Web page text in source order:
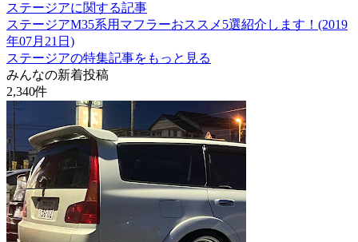
ステージアに関する記事
ステージアM35系用マフラーおススメ5選紹介します！(2019
年07月21日)
ステージアの特集記事をもっと見る
みんなの新着投稿
2,340件